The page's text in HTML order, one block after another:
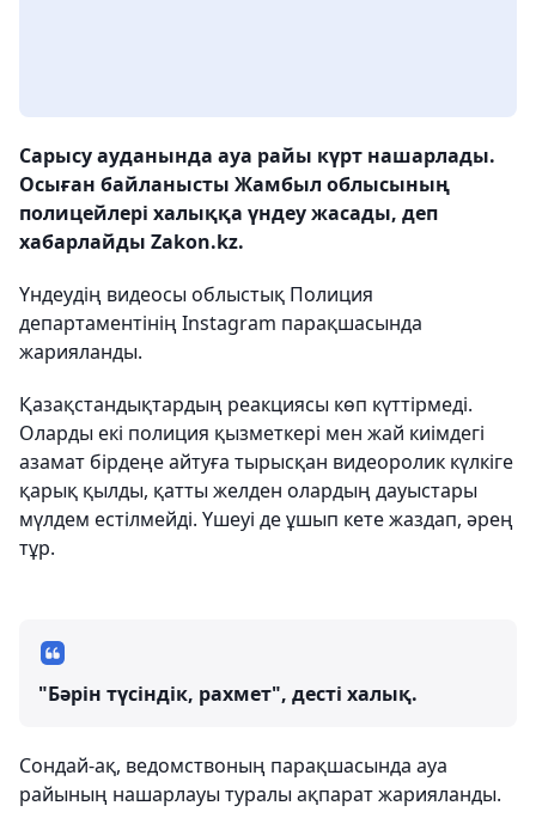
Сарысу ауданында ауа райы күрт нашарлады.
Осыған байланысты Жамбыл облысының
полицейлері халыққа үндеу жасады, деп
хабарлайды Zakon.kz.
Үндеудің видеосы облыстық Полиция
департаментінің Instagram парақшасында
жарияланды.
Қазақстандықтардың реакциясы көп күттірмеді.
Оларды екі полиция қызметкері мен жай киімдегі
азамат бірдеңе айтуға тырысқан видеоролик күлкіге
қарық қылды, қатты желден олардың дауыстары
мүлдем естілмейді. Үшеуі де ұшып кете жаздап, әрең
тұр.
"Бәрін түсіндік, рахмет", десті халық.
Сондай-ақ, ведомствоның парақшасында ауа
райының нашарлауы туралы ақпарат жарияланды.